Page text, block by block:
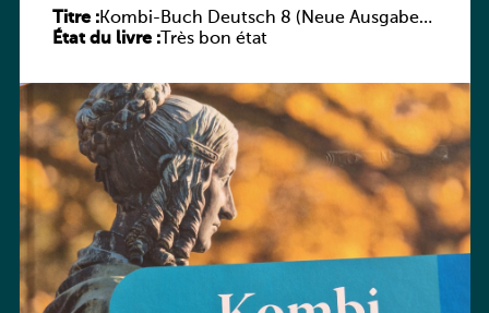
Titre :Kombi-Buch Deutsch 8 (Neue Ausgabe
Luxemburg)
État du livre :Très bon état